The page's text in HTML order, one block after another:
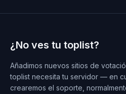
¿No ves tu toplist?
Añadimos nuevos sitios de
toplist necesita tu servidor — en
crearemos el soporte,